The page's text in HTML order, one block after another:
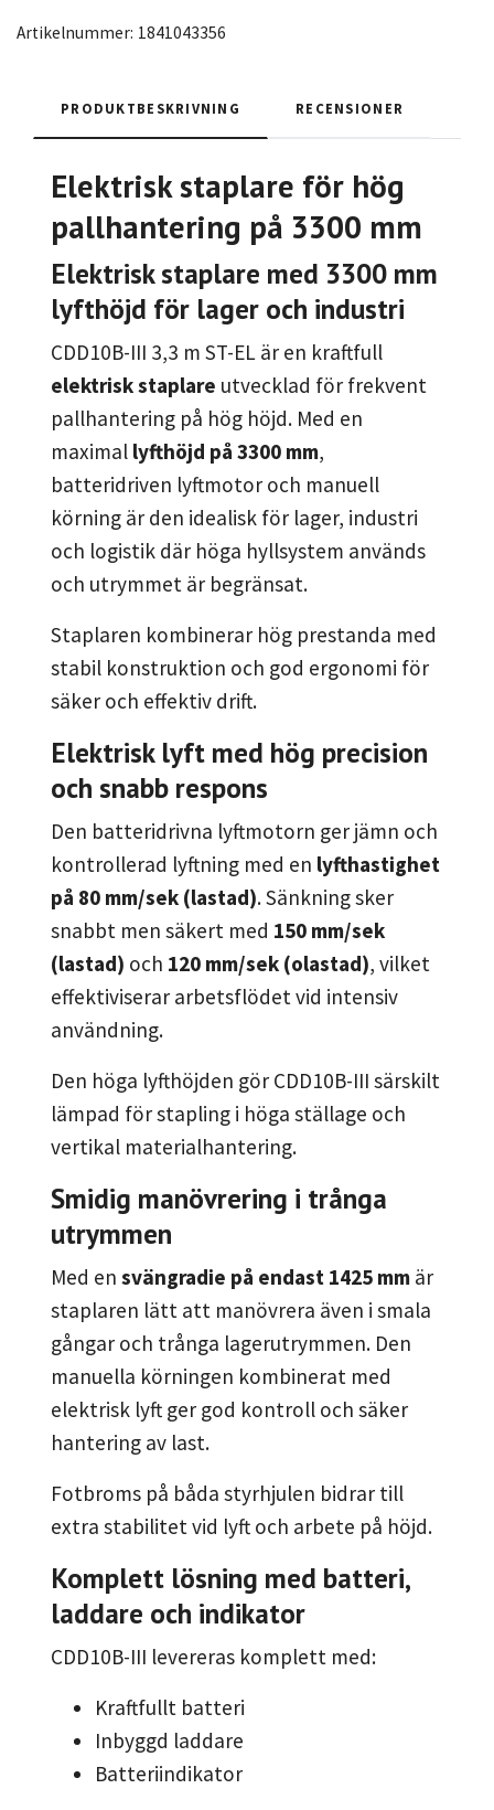
Artikelnummer: 1841043356
PRODUKTBESKRIVNING RECENSIONER
Elektrisk staplare för hög
pallhantering på 3300 mm
Elektrisk staplare med 3300 mm
lyfthöjd för lager och industri
CDD10B-III 3,3 m ST-EL är en kraftfull
elektrisk staplare utvecklad för frekvent
pallhantering på hög höjd. Med en
maximal lyfthöjd på 3300 mm,
batteridriven lyftmotor och manuell
körning är den idealisk för lager, industri
och logistik där höga hyllsystem används
och utrymmet är begränsat.
Staplaren kombinerar hög prestanda med
stabil konstruktion och god ergonomi för
säker och effektiv drift.
Elektrisk lyft med hög precision
och snabb respons
Den batteridrivna lyftmotorn ger jämn och
kontrollerad lyftning med en lyfthastighet
på 80 mm/sek (lastad). Sänkning sker
snabbt men säkert med 150 mm/sek
(lastad) och 120 mm/sek (olastad), vilket
effektiviserar arbetsflödet vid intensiv
användning.
Den höga lyfthöjden gör CDD10B-III särskilt
lämpad för stapling i höga ställage och
vertikal materialhantering.
Smidig manövrering i trånga
utrymmen
Med en svängradie på endast 1425 mm är
staplaren lätt att manövrera även i smala
gångar och trånga lagerutrymmen. Den
manuella körningen kombinerat med
elektrisk lyft ger god kontroll och säker
hantering av last.
Fotbroms på båda styrhjulen bidrar till
extra stabilitet vid lyft och arbete på höjd.
Komplett lösning med batteri,
laddare och indikator
CDD10B-III levereras komplett med:
Kraftfullt batteri
Inbyggd laddare
Batteriindikator